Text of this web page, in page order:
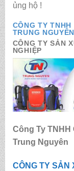
ủng hộ !
CÔNG TY
TRUNG NGUYÊN
CÔNG TY SẢN
NGHIỆP
Công Ty
Trung Nguyên
CÔNG TY SẢN